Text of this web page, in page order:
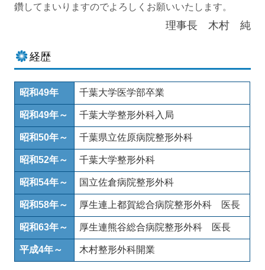
鑽してまいりますのでよろしくお願いいたします。
理事長 木村 純
経歴
昭和49年 千葉大学医学部卒業
昭和49年～ 千葉大学整形外科入局
昭和50年～ 千葉県立佐原病院整形外科
昭和52年～ 千葉大学整形外科
昭和54年～ 国立佐倉病院整形外科
昭和58年～ 厚生連上都賀総合病院整形外科 医長
昭和63年～ 厚生連熊谷総合病院整形外科 医長
平成4年～ 木村整形外科開業